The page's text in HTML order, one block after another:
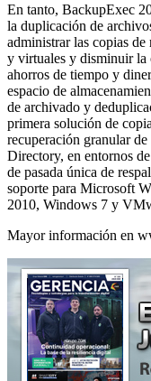
En tanto, BackupExec
la duplicación de
administrar las copias
y virtuales y disminuir la
ahorros de tiempo y
espacio de
de archivado y
primera solución de
recuperación granular
Directory, en entornos
de pasada única de
soporte para Microsoft
2010, Windows 7 y
Mayor información en